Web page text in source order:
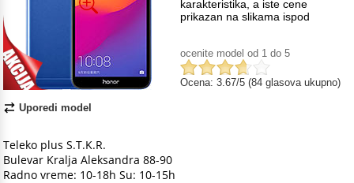
Uporedi model
karakteristika, a iste cene
prikazan na slikama ispod
ocenite model od 1 do 5
Ocena: 3.67/5 (84 glasova ukupno)
Teleko plus S.T.K.R.
Bulevar Kralja Aleksandra 88-90
Radno vreme: 10-18h Su: 10-15h